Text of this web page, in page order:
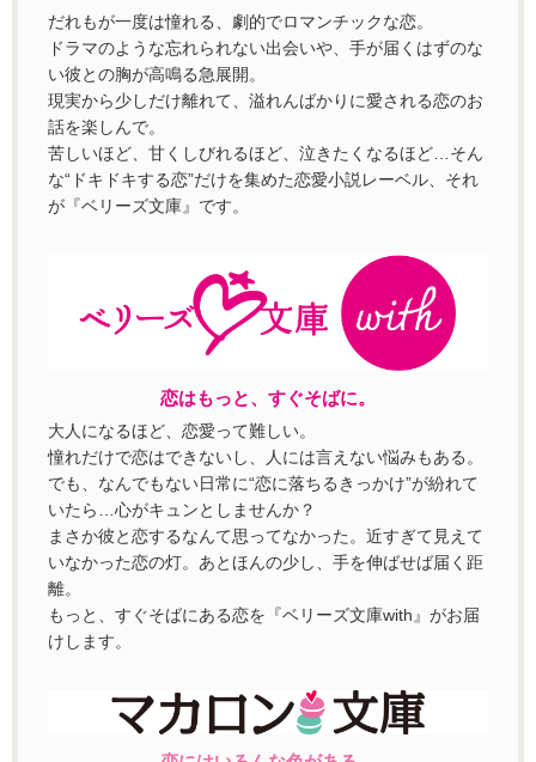
だれもが一度は憧れる、劇的でロマンチックな恋。
ドラマのような忘れられない出会いや、手が届くはずのな
い彼との胸が高鳴る急展開。
現実から少しだけ離れて、溢れんばかりに愛される恋のお
話を楽しんで。
苦しいほど、甘くしびれるほど、泣きたくなるほど…そん
な“ドキドキする恋”だけを集めた恋愛小説レーベル、それ
が『ベリーズ文庫』です。
恋はもっと、すぐそばに。
大人になるほど、恋愛って難しい。
憧れだけで恋はできないし、人には言えない悩みもある。
でも、なんでもない日常に“恋に落ちるきっかけ”が紛れて
いたら…心がキュンとしませんか？
まさか彼と恋するなんて思ってなかった。近すぎて見えて
いなかった恋の灯。あとほんの少し、手を伸ばせば届く距
離。
もっと、すぐそばにある恋を『ベリーズ文庫with』がお届
けします。